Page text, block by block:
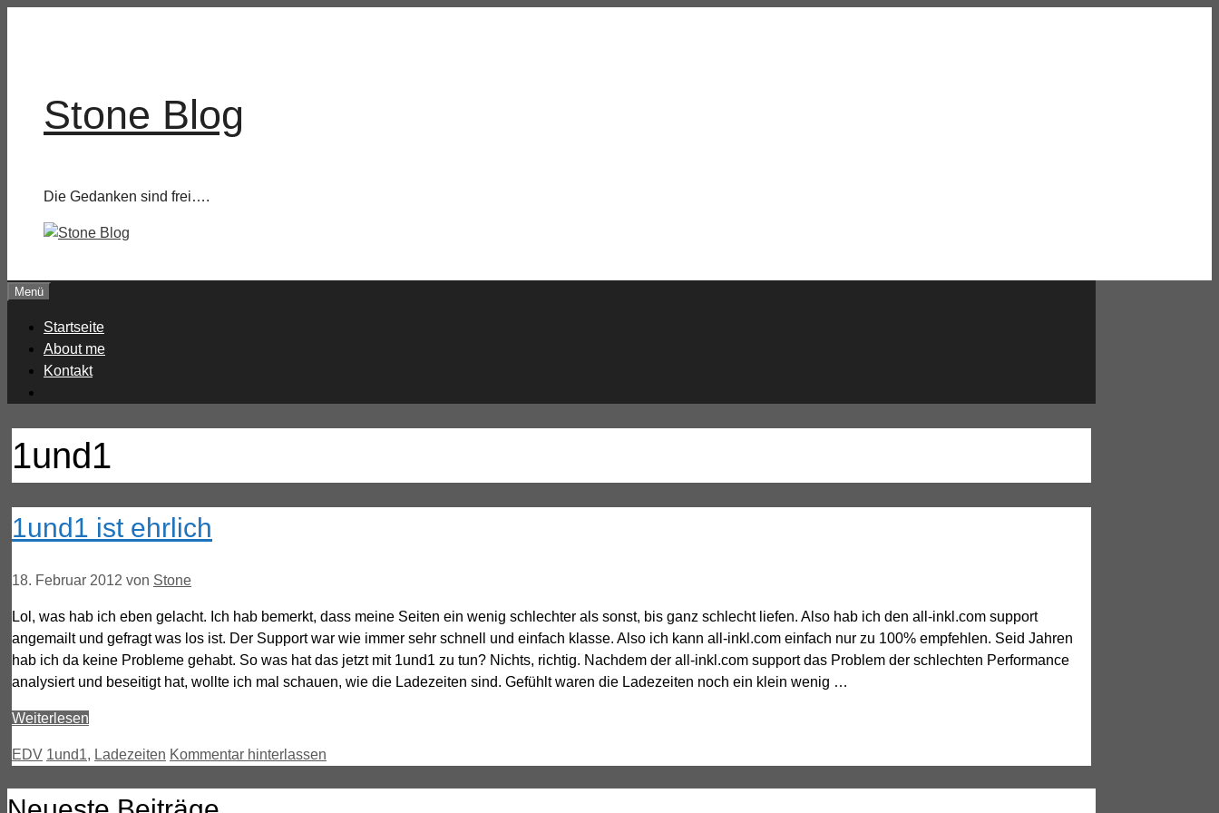
Stone Blog
Die Gedanken sind frei….
Menü
Startseite
About me
Kontakt
1und1
1und1 ist ehrlich
18. Februar 2012 von Stone
Lol, was hab ich eben gelacht. Ich hab bemerkt, dass meine Seiten ein wenig schlechter als sonst, bis ganz schlecht liefen. Also hab ich den all-inkl.com support
angemailt und gefragt was los ist. Der Support war wie immer sehr schnell und einfach klasse. Also ich kann all-inkl.com einfach nur zu 100% empfehlen. Seid Jahren
hab ich da keine Probleme gehabt. So was hat das jetzt mit 1und1 zu tun? Nichts, richtig. Nachdem der all-inkl.com support das Problem der schlechten Performance
analysiert und beseitigt hat, wollte ich mal schauen, wie die Ladezeiten sind. Gefühlt waren die Ladezeiten noch ein klein wenig …
Weiterlesen
Kategorien
EDV Schlagwörter
1und1, Ladezeiten Kommentar hinterlassen